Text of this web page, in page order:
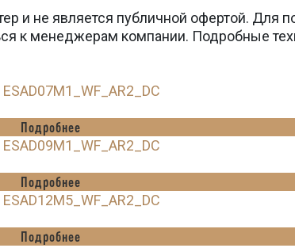
и не является публичной офертой. Для
к менеджерам компании. Подробные
Подробнее
Подробнее
Подробнее